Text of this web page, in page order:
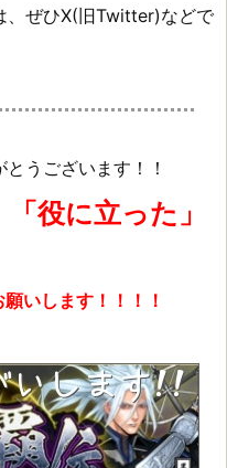
ぜひX(旧Twitter)などで
うございます！！
「役に立った」
いします！！！！